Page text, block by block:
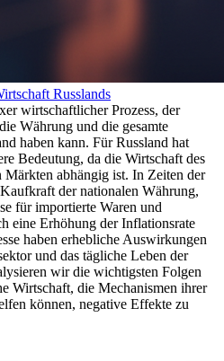
Russlands
wirtschaftlicher Prozess, der
Währung und die gesamte
haben kann. Für Russland hat
Bedeutung, da die Wirtschaft des
Märkten abhängig ist. In Zeiten der
der nationalen Währung,
für importierte Waren und
eine Erhöhung der Inflationsrate
haben erhebliche Auswirkungen
und das tägliche Leben der
wir die wichtigsten Folgen
Wirtschaft, die Mechanismen ihrer
können, negative Effekte zu